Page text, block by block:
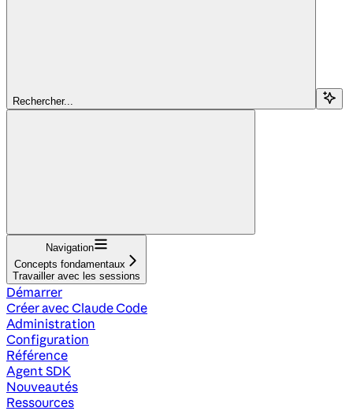
Rechercher...
Navigation
Concepts fondamentaux
Travailler avec les sessions
Démarrer
Créer avec Claude Code
Administration
Configuration
Référence
Agent SDK
Nouveautés
Ressources